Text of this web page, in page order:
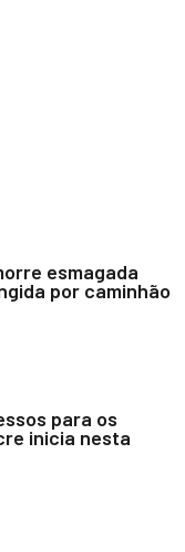
esmagada
por caminhão
para os
inicia nesta